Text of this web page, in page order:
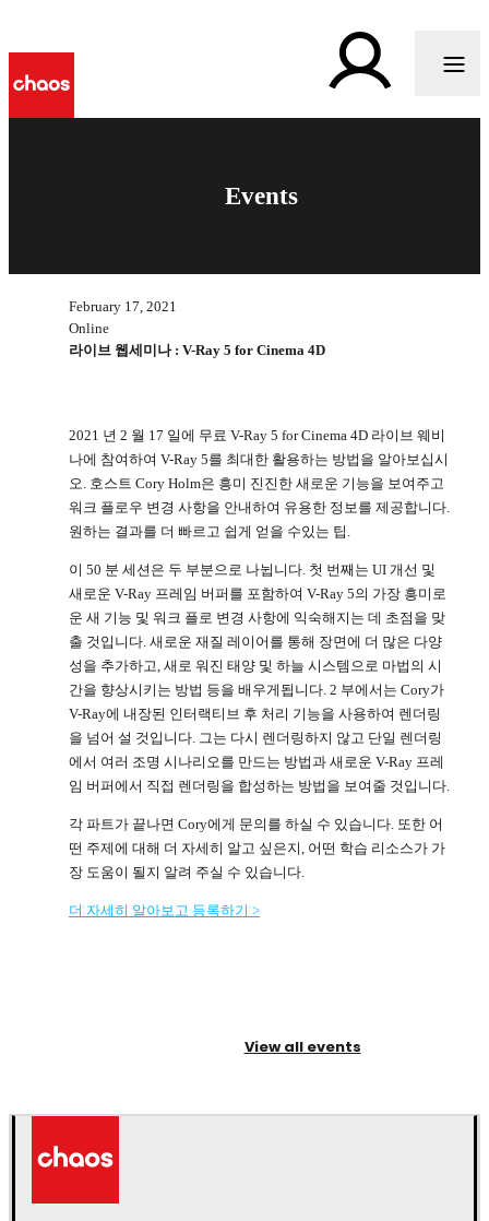
Events
February 17, 2021
Online
라이브 웹세미나 : V-Ray 5 for Cinema 4D
2021 년 2 월 17 일에 무료 V-Ray 5 for Cinema 4D 라이브 웨비
나에 참여하여 V-Ray 5를 최대한 활용하는 방법을 알아보십시
오. 호스트 Cory Holm은 흥미 진진한 새로운 기능을 보여주고
워크 플로우 변경 사항을 안내하여 유용한 정보를 제공합니다.
원하는 결과를 더 빠르고 쉽게 얻을 수있는 팁.
이 50 분 세션은 두 부분으로 나뉩니다. 첫 번째는 UI 개선 및
새로운 V-Ray 프레임 버퍼를 포함하여 V-Ray 5의 가장 흥미로
운 새 기능 및 워크 플로 변경 사항에 익숙해지는 데 초점을 맞
출 것입니다. 새로운 재질 레이어를 통해 장면에 더 많은 다양
성을 추가하고, 새로 워진 태양 및 하늘 시스템으로 마법의 시
간을 향상시키는 방법 등을 배우게됩니다. 2 부에서는 Cory가
V-Ray에 내장된 인터랙티브 후 처리 기능을 사용하여 렌더링
을 넘어 설 것입니다. 그는 다시 렌더링하지 않고 단일 렌더링
에서 여러 조명 시나리오를 만드는 방법과 새로운 V-Ray 프레
임 버퍼에서 직접 렌더링을 합성하는 방법을 보여줄 것입니다.
각 파트가 끝나면 Cory에게 문의를 하실 수 있습니다. 또한 어
떤 주제에 대해 더 자세히 알고 싶은지, 어떤 학습 리소스가 가
장 도움이 될지 알려 주실 수 있습니다.
더 자세히 알아보고 등록하기 >
View all events